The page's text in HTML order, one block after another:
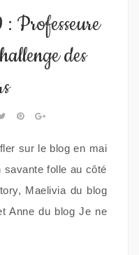
Professeure
des
sur le blog en mai
folle au côté
Maelivia du blog
Anne du blog Je ne